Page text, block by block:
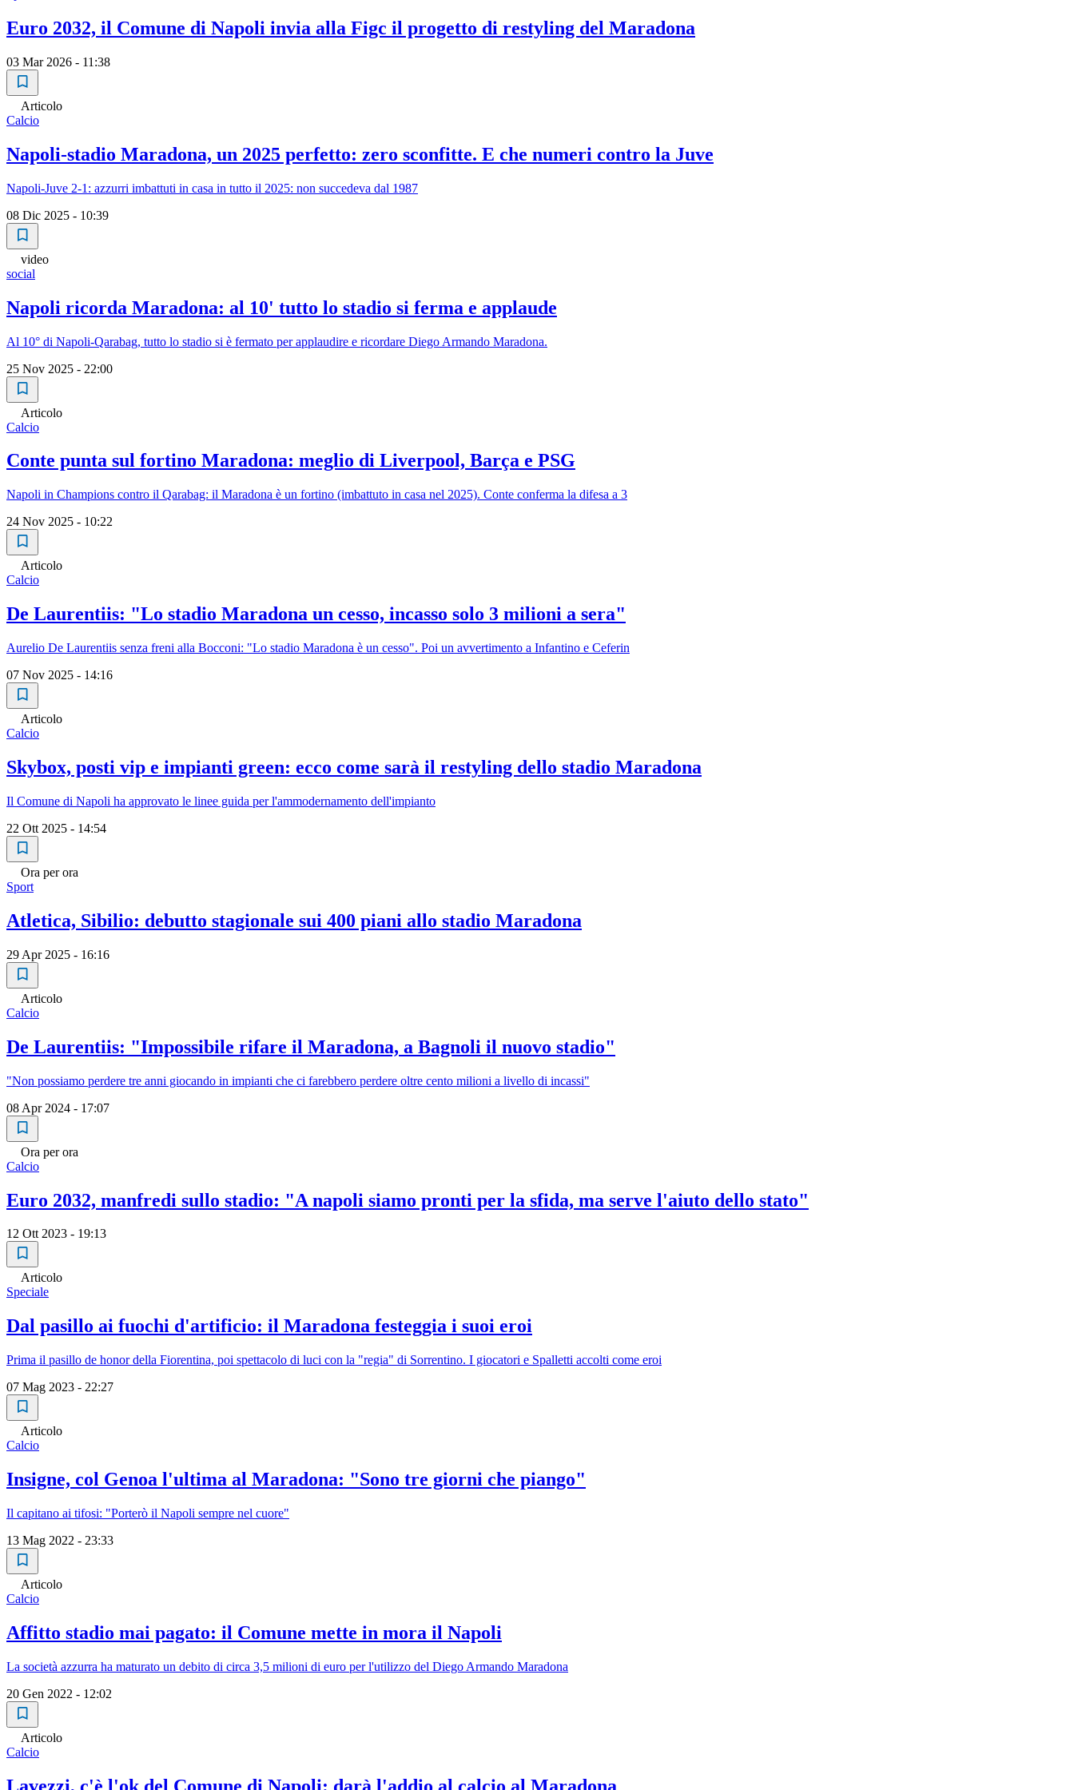
Euro 2032, il Comune di Napoli invia alla Figc il progetto di restyling del Maradona
03 Mar 2026 - 11:38
Articolo
Calcio
Napoli-stadio Maradona, un 2025 perfetto: zero sconfitte. E che numeri contro la Juve
Napoli-Juve 2-1: azzurri imbattuti in casa in tutto il 2025: non succedeva dal 1987
08 Dic 2025 - 10:39
video
social
Napoli ricorda Maradona: al 10' tutto lo stadio si ferma e applaude
Al 10° di Napoli-Qarabag, tutto lo stadio si è fermato per applaudire e ricordare Diego Armando Maradona.
25 Nov 2025 - 22:00
Articolo
Calcio
Conte punta sul fortino Maradona: meglio di Liverpool, Barça e PSG
Napoli in Champions contro il Qarabag: il Maradona è un fortino (imbattuto in casa nel 2025). Conte conferma la difesa a 3
24 Nov 2025 - 10:22
Articolo
Calcio
De Laurentiis: "Lo stadio Maradona un cesso, incasso solo 3 milioni a sera"
Aurelio De Laurentiis senza freni alla Bocconi: "Lo stadio Maradona è un cesso". Poi un avvertimento a Infantino e Ceferin
07 Nov 2025 - 14:16
Articolo
Calcio
Skybox, posti vip e impianti green: ecco come sarà il restyling dello stadio Maradona
Il Comune di Napoli ha approvato le linee guida per l'ammodernamento dell'impianto
22 Ott 2025 - 14:54
Ora per ora
Sport
Atletica, Sibilio: debutto stagionale sui 400 piani allo stadio Maradona
29 Apr 2025 - 16:16
Articolo
Calcio
De Laurentiis: "Impossibile rifare il Maradona, a Bagnoli il nuovo stadio"
"Non possiamo perdere tre anni giocando in impianti che ci farebbero perdere oltre cento milioni a livello di incassi"
08 Apr 2024 - 17:07
Ora per ora
Calcio
Euro 2032, manfredi sullo stadio: "A napoli siamo pronti per la sfida, ma serve l'aiuto dello stato"
12 Ott 2023 - 19:13
Articolo
Speciale
Dal pasillo ai fuochi d'artificio: il Maradona festeggia i suoi eroi
Prima il pasillo de honor della Fiorentina, poi spettacolo di luci con la "regia" di Sorrentino. I giocatori e Spalletti accolti come eroi
07 Mag 2023 - 22:27
Articolo
Calcio
Insigne, col Genoa l'ultima al Maradona: "Sono tre giorni che piango"
Il capitano ai tifosi: "Porterò il Napoli sempre nel cuore"
13 Mag 2022 - 23:33
Articolo
Calcio
Affitto stadio mai pagato: il Comune mette in mora il Napoli
La società azzurra ha maturato un debito di circa 3,5 milioni di euro per l'utilizzo del Diego Armando Maradona
20 Gen 2022 - 12:02
Articolo
Calcio
Lavezzi, c'è l'ok del Comune di Napoli: darà l'addio al calcio al Maradona